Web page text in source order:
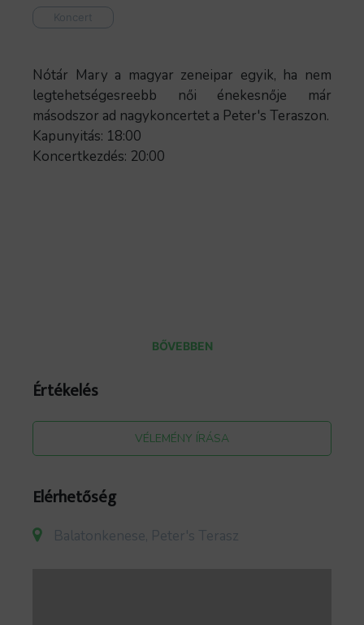
Koncert
Nótár Mary a magyar zeneipar egyik, ha nem
legtehetségesreebb női énekesnője már
másodszor ad nagykoncertet a Peter's Teraszon.
Kapunyitás: 18:00
Koncertkezdés: 20:00
BŐVEBBEN
Értékelés
VÉLEMÉNY ÍRÁSA
Elérhetőség
Balatonkenese, Peter's Terasz